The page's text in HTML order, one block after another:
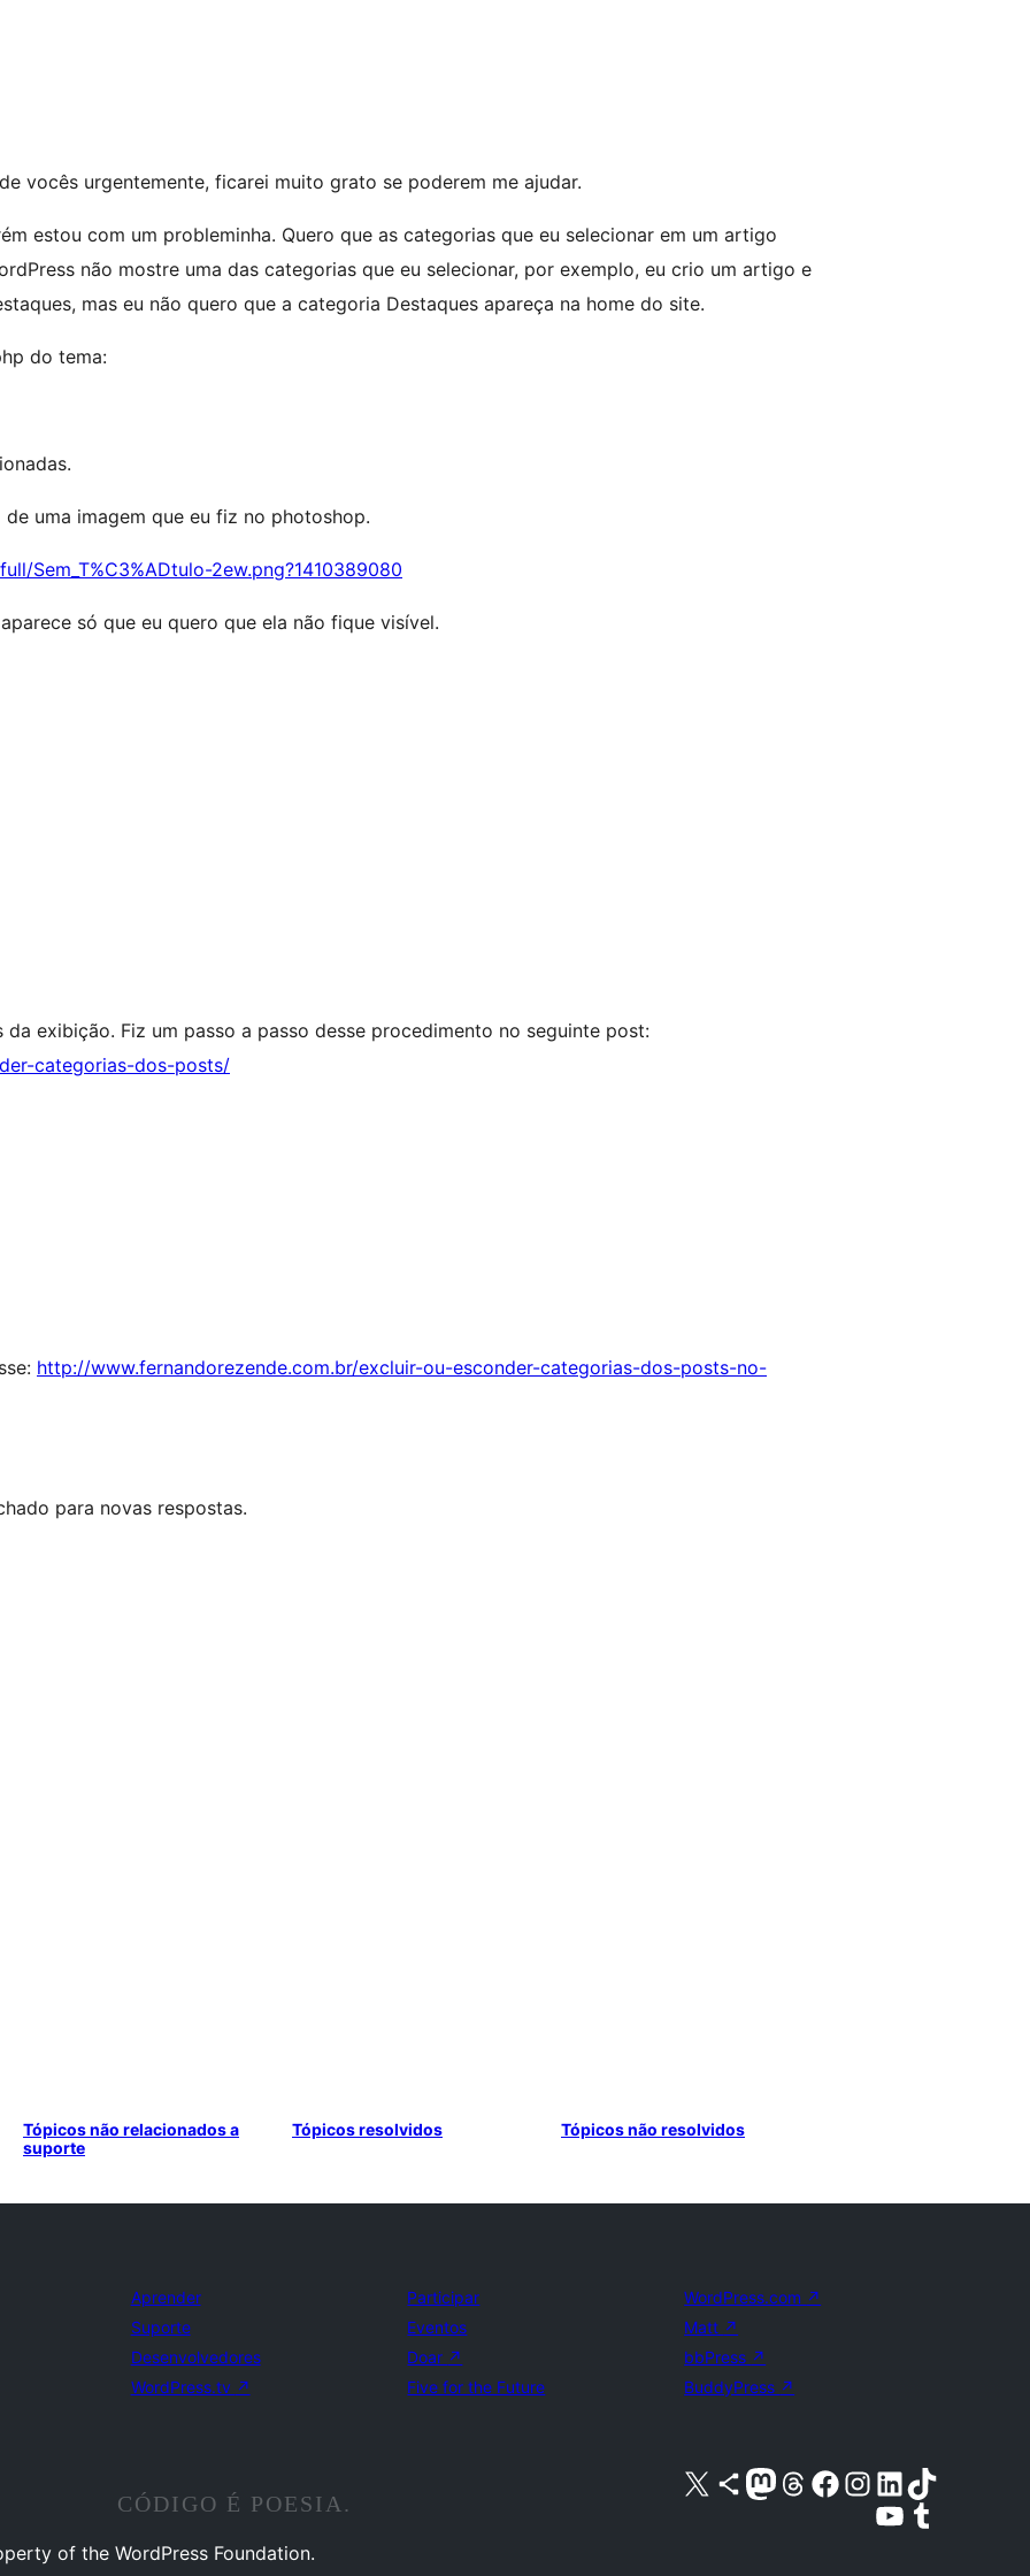
vocês urgentemente, ficarei muito grato se poderem me ajudar.
estou com um probleminha. Quero que as categorias que eu selecionar em um artigo
não mostre uma das categorias que eu selecionar, por exemplo, eu crio um artigo e
mas eu não quero que a categoria Destaques apareça na home do site.
do tema:
uma imagem que eu fiz no photoshop.
Sem_T%C3%ADtulo-2ew.png?1410389080
só que eu quero que ela não fique visível.
exibição. Fiz um passo a passo desse procedimento no seguinte post:
categorias-dos-posts/
http://www.fernandorezende.com.br/excluir-ou-esconder-categorias-dos-posts-no-
para novas respostas.
Tópicos não relacionados a
suporte
Tópicos resolvidos Tópicos não resolvidos
Aprender
Suporte
Desenvolvedores
WordPress.tv ↗
Participar
Eventos
Doar ↗
Five for the Future
WordPress.com ↗
Matt ↗
bbPress ↗
BuddyPress ↗
Acessar nossa conta do X (antigo Twitter)
Acessar nossa conta do Bluesky
Acessar nossa conta do Mastodon
Acessar nossa conta do Threads
Acessar nossa página do Facebook
Acessar nossa conta do Instagram
Acessar nossa conta do LinkedIn
Acessar nossa conta do TikTok
Acessar nosso canal do YouTube
Acessar nossa conta no Tumblr
CÓDIGO É POESIA.
of the WordPress Foundation.